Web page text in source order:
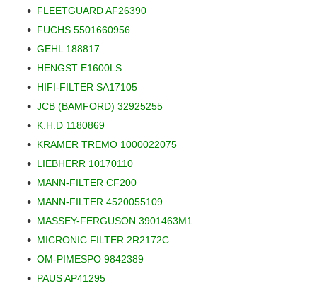
FLEETGUARD AF26390
FUCHS 5501660956
GEHL 188817
HENGST E1600LS
HIFI-FILTER SA17105
JCB (BAMFORD) 32925255
K.H.D 1180869
KRAMER TREMO 1000022075
LIEBHERR 10170110
MANN-FILTER CF200
MANN-FILTER 4520055109
MASSEY-FERGUSON 3901463M1
MICRONIC FILTER 2R2172C
OM-PIMESPO 9842389
PAUS AP41295